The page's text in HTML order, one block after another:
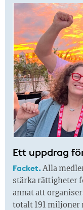
Ett uppdrag
Facket.Alla
stärka rättigheter
annat att
totalt 191 miljoner